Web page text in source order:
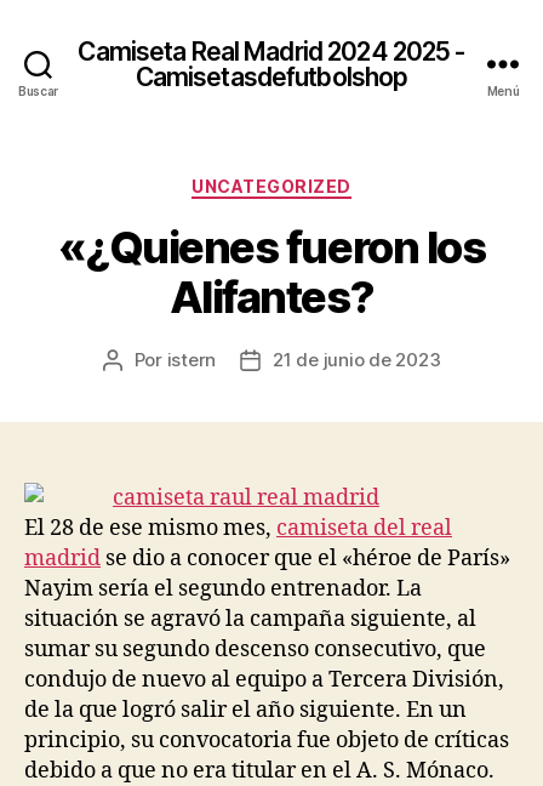
Buscar
Camiseta Real Madrid 2024 2025 -
Camisetasdefutbolshop
Menú
Categorías
UNCATEGORIZED
«¿Quienes fueron los
Alifantes?
Autor
Por istern
Fecha21 de junio de 2023
El 28 de ese mismo mes, camiseta del real
madrid se dio a conocer que el «héroe de París»
Nayim sería el segundo entrenador. La
situación se agravó la campaña siguiente, al
sumar su segundo descenso consecutivo, que
condujo de nuevo al equipo a Tercera División,
de la que logró salir el año siguiente. En un
principio, su convocatoria fue objeto de críticas
debido a que no era titular en el A. S. Mónaco.